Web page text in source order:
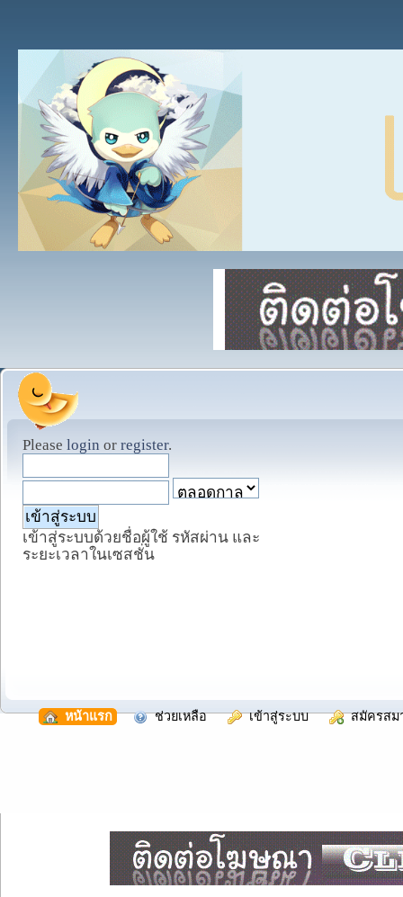
Please login or register.
เข้าสู่ระบบด้วยชื่อผู้ใช้ รหัสผ่าน และ
ระยะเวลาในเซสชั่น
หน้าแรก ช่วยเหลือ เข้าสู่ระบบ สมัครสม